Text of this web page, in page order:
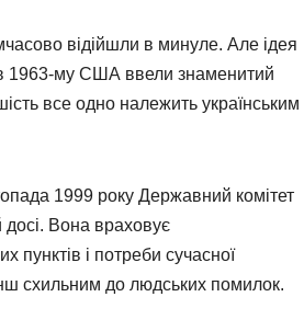
відійшли в минуле. Але ідея
1963-му США ввели знаменитий
все одно належить українським
1999 року Державний комітет
досі. Вона враховує
пунктів і потреби сучасної
схильним до людських помилок.